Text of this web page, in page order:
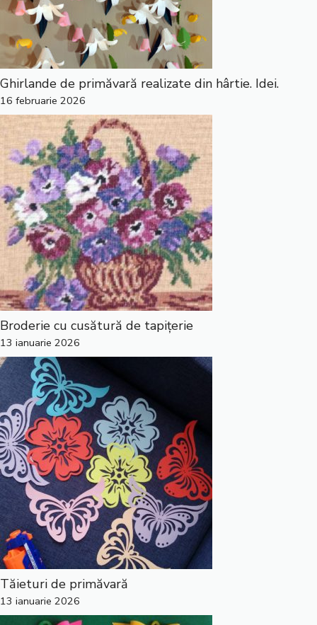
Ghirlande de primăvară realizate din hârtie. Idei.
16 februarie 2026
Broderie cu cusătură de tapițerie
13 ianuarie 2026
Tăieturi de primăvară
13 ianuarie 2026